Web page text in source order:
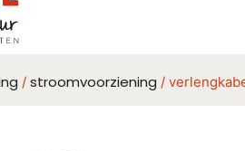
/ stroomvoorziening /